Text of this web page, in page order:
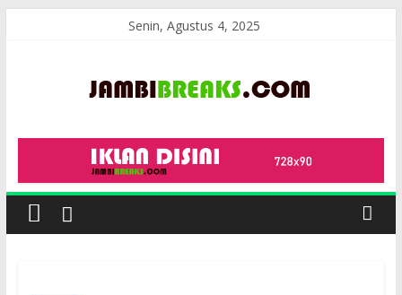
Senin, Agustus 4, 2025
JambiBreaks